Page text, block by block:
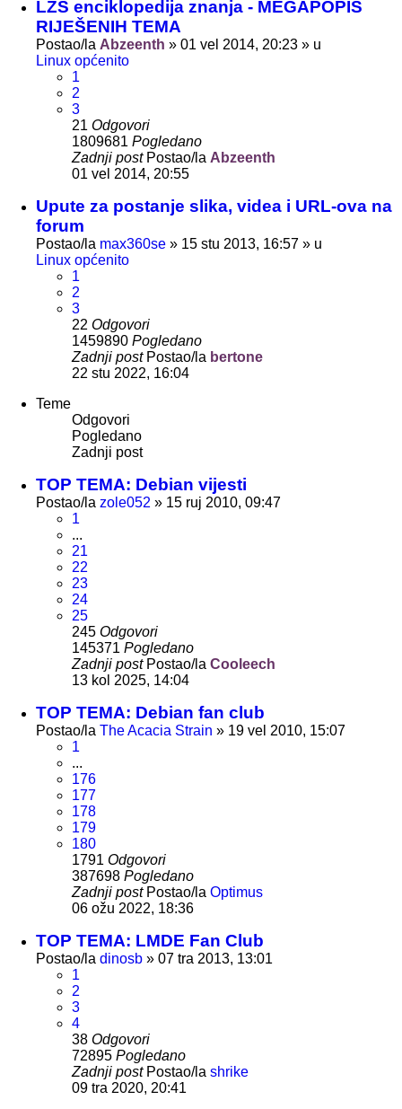
LZS enciklopedija znanja - MEGAPOPIS
RIJEŠENIH TEMA
Postao/la Abzeenth » 01 vel 2014, 20:23 » u
Linux općenito
1
2
3
21 Odgovori
1809681 Pogledano
Zadnji post Postao/la Abzeenth
01 vel 2014, 20:55
Upute za postanje slika, videa i URL-ova na
forum
Postao/la max360se » 15 stu 2013, 16:57 » u
Linux općenito
1
2
3
22 Odgovori
1459890 Pogledano
Zadnji post Postao/la bertone
22 stu 2022, 16:04
Teme
Odgovori
Pogledano
Zadnji post
TOP TEMA: Debian vijesti
Postao/la zole052 » 15 ruj 2010, 09:47
1
...
21
22
23
24
25
245 Odgovori
145371 Pogledano
Zadnji post Postao/la Cooleech
13 kol 2025, 14:04
TOP TEMA: Debian fan club
Postao/la The Acacia Strain » 19 vel 2010, 15:07
1
...
176
177
178
179
180
1791 Odgovori
387698 Pogledano
Zadnji post Postao/la Optimus
06 ožu 2022, 18:36
TOP TEMA: LMDE Fan Club
Postao/la dinosb » 07 tra 2013, 13:01
1
2
3
4
38 Odgovori
72895 Pogledano
Zadnji post Postao/la shrike
09 tra 2020, 20:41